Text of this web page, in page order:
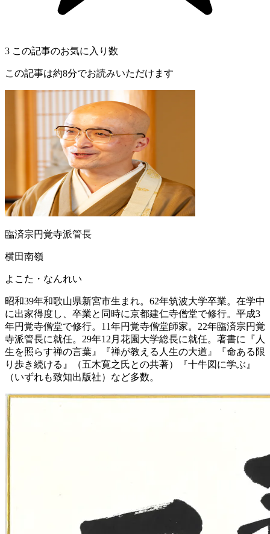
3 この記事のお気に入り数
この記事は約8分でお読みいただけます
臨済宗円覚寺派管長
横田南嶺
よこた・なんれい
昭和39年和歌山県新宮市生まれ。62年筑波大学卒業。在学中
に出家得度し、卒業と同時に京都建仁寺僧堂で修行。平成3
年円覚寺僧堂で修行。11年円覚寺僧堂師家。22年臨済宗円覚
寺派管長に就任。29年12月花園大学総長に就任。著書に『人
生を照らす禅の言葉』『禅が教える人生の大道』『命ある限
り歩き続ける』（五木寛之氏との共著）『十牛図に学ぶ』
（いずれも致知出版社）など多数。